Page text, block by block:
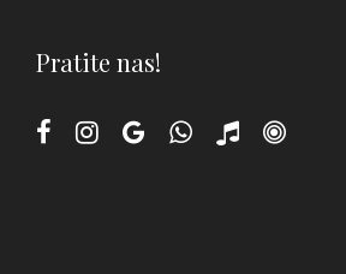
Pratite nas!